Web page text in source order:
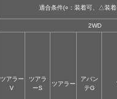
適合条件(○：装着可、△装
2WD
ツアラー
V
ツアラ
ーS
ツアラー
アバン
テG